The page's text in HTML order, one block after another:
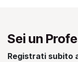
Sei un
Registrati subito